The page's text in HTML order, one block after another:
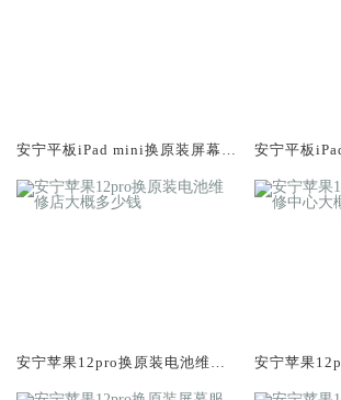
安宁平板iPad mini换原装屏幕服
安宁平板
安宁苹果12pro换原装电池维修
安宁苹果